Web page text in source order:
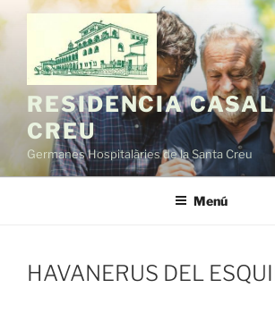
contingut
RESIDENCIA
CREU
Germanes Hospitalàries de la Santa Creu
Menú
HAVANERUS DEL